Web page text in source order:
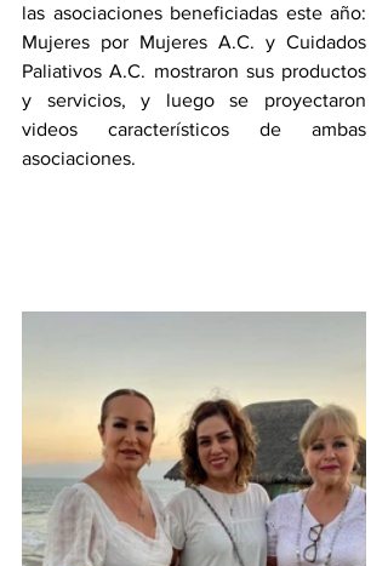
las asociaciones beneficiadas este año:
Mujeres por Mujeres A.C. y Cuidados
Paliativos A.C. mostraron sus productos
y servicios, y luego se proyectaron
videos característicos de ambas
asociaciones.